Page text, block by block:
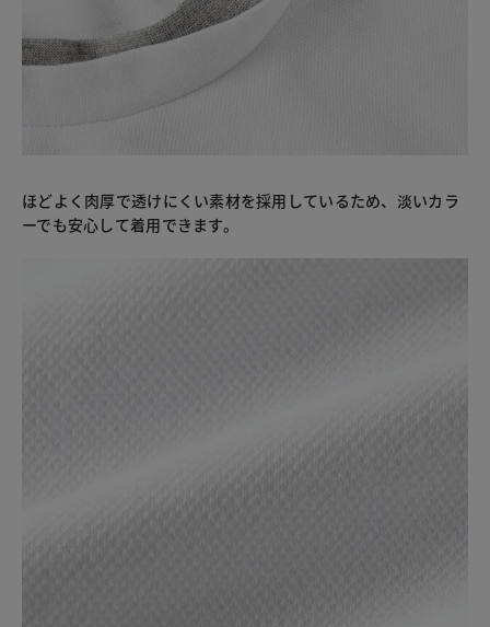
ほどよく肉厚で透けにくい素材を採用しているため、淡いカラ
ーでも安心して着用できます。